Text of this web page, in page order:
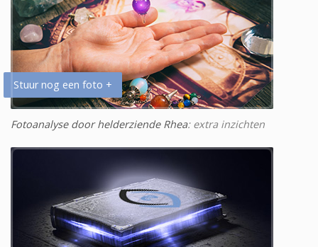
Stuur nog een foto +
Fotoanalyse door helderziende Rhea: extra inzichten